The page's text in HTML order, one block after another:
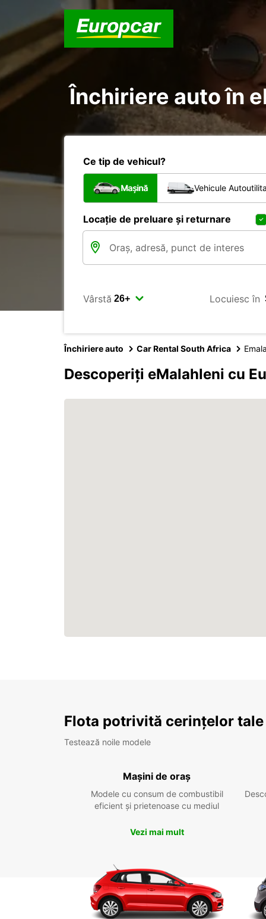
Închiriere auto în
Ce tip de vehicul?
Mașină Vehicule
Locație de preluare și returnare
Vârstă Locuiesc în
Închiriere auto Car Rental South Africa
Descoperiți eMalahleni cu
Flota potrivită cerințelor tale
Testează noile modele
Mașini de oraș
Modele cu consum de combustibil
eficient și prietenoase cu mediul
Vezi mai mult